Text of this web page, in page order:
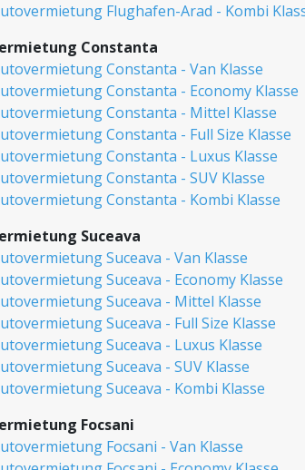
Flughafen-Arad - Kombi
Constanta
Constanta - Van Klasse
Constanta - Economy Klasse
Constanta - Mittel Klasse
Constanta - Full Size Klasse
Constanta - Luxus Klasse
Constanta - SUV Klasse
Constanta - Kombi Klasse
Suceava
Suceava - Van Klasse
Suceava - Economy Klasse
Suceava - Mittel Klasse
Suceava - Full Size Klasse
Suceava - Luxus Klasse
Suceava - SUV Klasse
Suceava - Kombi Klasse
Focsani
Focsani - Van Klasse